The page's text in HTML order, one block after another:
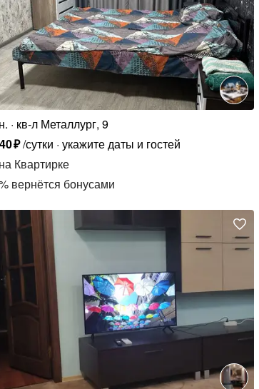
кв-л Металлург, 9
₽/сутки укажите даты и гостей
на Квартирке
вернётся бонусами